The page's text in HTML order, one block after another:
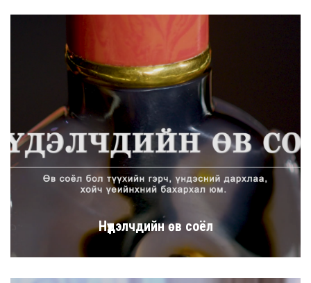
Нүүдэлчдийн өв соёл